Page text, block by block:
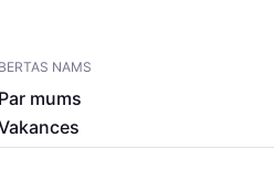
NAMS
mums